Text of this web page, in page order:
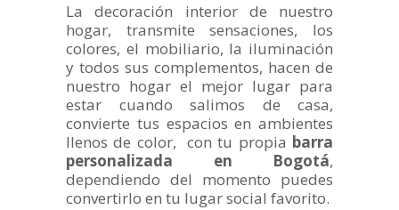
La decoración interior de nuestro
hogar, transmite sensaciones, los
colores, el mobiliario, la iluminación
y todos sus complementos, hacen de
nuestro hogar el mejor lugar para
estar cuando salimos de casa,
convierte tus espacios en ambientes
llenos de color, con tu propia barra
personalizada en Bogotá,
dependiendo del momento puedes
convertirlo en tu lugar social favorito.